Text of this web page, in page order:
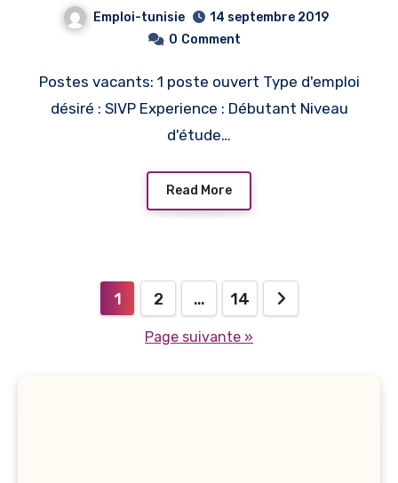
Emploi-tunisie
14 septembre 2019
0 Comment
Postes vacants: 1 poste ouvert Type d'emploi
désiré : SIVP Experience : Débutant Niveau
d'étude…
Read More
Navigation
1 2 … 14
Page suivante »